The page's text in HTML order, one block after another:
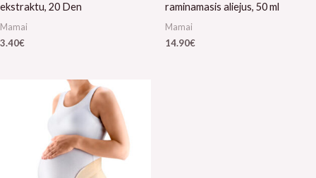
ekstraktu, 20 Den
Mamai
3.40€
raminamasis aliejus, 50 ml
Mamai
14.90€